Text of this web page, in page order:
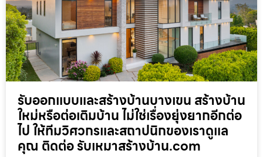
รับออกแบบและสร้างบ้านบางเขน สร้างบ้าน
ใหม่หรือต่อเติมบ้าน ไม่ใช่เรื่องยุ่งยากอีกต่อ
ไป ให้ทีมวิศวกรและสถาปนิกของเราดูแล
คุณ ติดต่อ รับเหมาสร้างบ้าน.com